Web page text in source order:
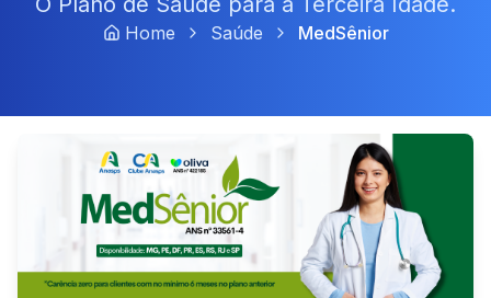
Home Saúde MedSênior